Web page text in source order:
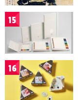
15
16